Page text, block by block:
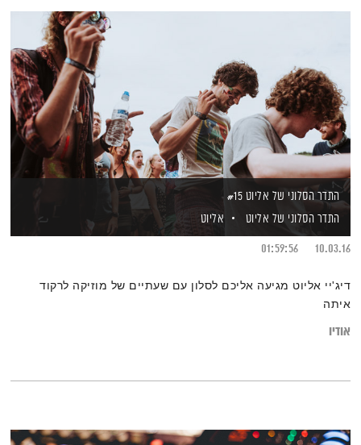
התדר הסלוני של אליוט #15
התדר הסלוני של אליוט
אליוט
10.03.16
01:59:56
דיג'יי אליוט מגיעה אליכם לסלון עם שעתיים של מוזיקה לרקוד
איתה
אודיו